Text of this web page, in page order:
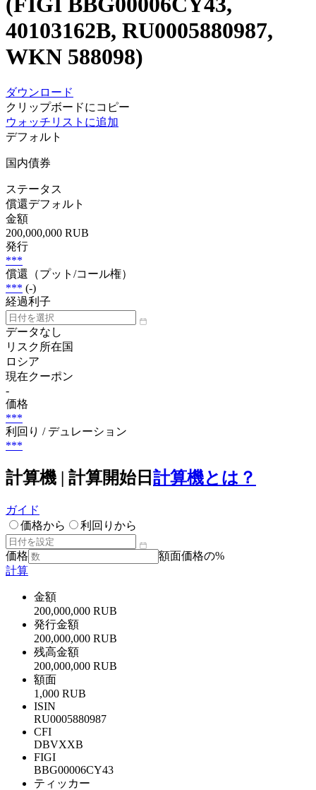
40103162B, RU0005880987,
WKN 588098)
ダウンロード
クリップボードにコピー
ウォッチリストに追加
デフォルト
国内債券
ステータス
償還デフォルト
金額
200,000,000 RUB
発行
***
償還（プット/コール権）
*** (-)
経過利子
データなし
リスク所在国
ロシア
現在クーポン
-
価格
***
利回り / デュレーション
***
計算機 | 計算開始日 計算機とは？
ガイド
価格から
利回りから
価格
額面価格の%
計算
金額
200,000,000 RUB
発行金額
200,000,000 RUB
残高金額
200,000,000 RUB
額面
1,000 RUB
ISIN
RU0005880987
CFI
DBVXXB
FIGI
BBG00006CY43
ティッカー